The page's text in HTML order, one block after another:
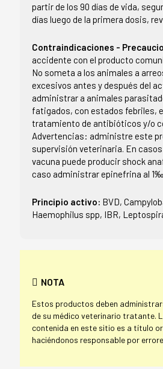
partir de los 90 días de vida,
días luego de la primera dosis,
Contraindicaciones -
accidente con el producto
No someta a los animales a
excesivos antes y después del
administrar a animales
fatigados, con estados febriles,
tratamiento de antibióticos y/o
Advertencias: administre este
supervisión veterinaria. En
vacuna puede producir shock
caso administrar epinefrina al
Principio activo: BVD,
Haemophilus spp, IBR,
NOTA
Estos productos deben
de su médico veterinario tratante.
contenida en este sitio es a título
haciéndonos responsable por